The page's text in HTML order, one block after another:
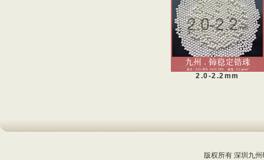
2.0-2.2mm
版权所有 深圳九